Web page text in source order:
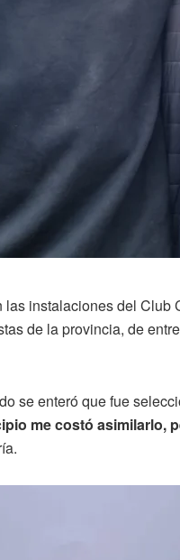
instalaciones del
de la provincia, de
se enteró que fue
me costó asimilarlo,